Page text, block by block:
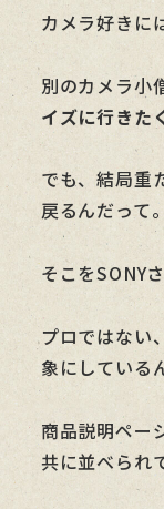
カメラ好きに
別のカメラ小
イズに行きた
でも、結局重
戻るんだって。
そこをSONY
プロではない
象にしている
商品説明ペー
共に並べられ